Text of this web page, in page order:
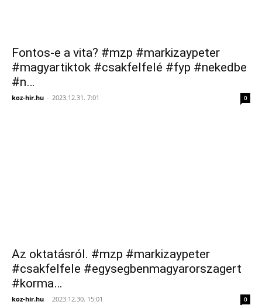
Fontos-e a vita? #mzp #markizaypeter
#magyartiktok #csakfelfelé #fyp #nekedbe
#n…
koz-hir.hu - 2023.12.31. 7:01 0
Az oktatásról. #mzp #markizaypeter
#csakfelfele #egysegbenmagyarorszagert
#korma…
koz-hir.hu - 2023.12.30. 15:01 0